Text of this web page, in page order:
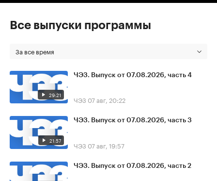
Все выпуски программы
За все время
29:21
ЧЭЗ. Выпуск от 07.08.2026, часть 4
ЧЭЗ 07 авг, 20:22
21:57
ЧЭЗ. Выпуск от 07.08.2026, часть 3
ЧЭЗ 07 авг, 19:57
ЧЭЗ. Выпуск от 07.08.2026, часть 2